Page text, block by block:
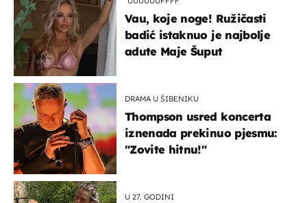
Vau, koje noge! Ružičasti
badić istaknuo je najbolje
adute Maje Šuput
DRAMA U ŠIBENIKU
Thompson usred koncerta
iznenada prekinuo pjesmu:
"Zovite hitnu!"
U 27. GODINI